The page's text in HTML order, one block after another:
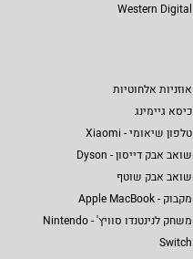
Western Digital
אוזניות אלחוטיות
כיסא גיימינג
טלפון שיאומי - Xiaomi
שואב אבק דייסון - Dyson
שואב אבק שוטף
מקבוק - Apple MacBook
משחק לנינטנדו סוויץ' - Nintendo
Switch